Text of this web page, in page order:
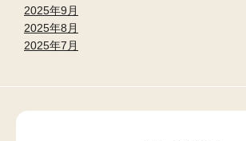
2025年9月
2025年8月
2025年7月